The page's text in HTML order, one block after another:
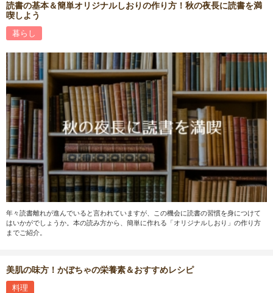
読書の基本＆簡単オリジナルしおりの作り方！秋の夜長に読書を満
喫しよう
暮らし
年々読書離れが進んでいると言われていますが、この機会に読書の習慣を身につけて
はいかがでしょうか。本の読み方から、簡単に作れる「オリジナルしおり」の作り方
までご紹介。
美肌の味方！かぼちゃの栄養素＆おすすめレシピ
料理